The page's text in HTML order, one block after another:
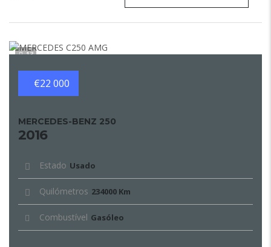
13
€22 000
MERCEDES-BENZ 250
2016
Estado Usado
Quilómetros 234000 Km
Combustível Gasóleo